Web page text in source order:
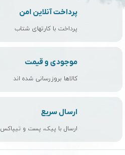
پرداخت آنلاین امن
پرداخت با کارتهای شتاب
موجودی و قیمت
کالاها بروزرسانی شده اند
ارسال سریع
ارسال با پیک، پست و تیپاکس